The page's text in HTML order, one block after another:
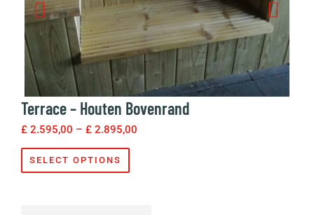
Compact – Houten Bovenrand
3.095,00 – 3.395,00
SELECT OPTIONS